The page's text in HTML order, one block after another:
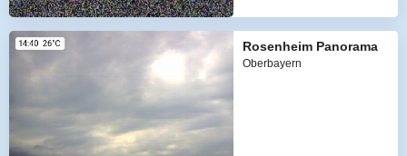
Rosenheim Panorama
Oberbayern